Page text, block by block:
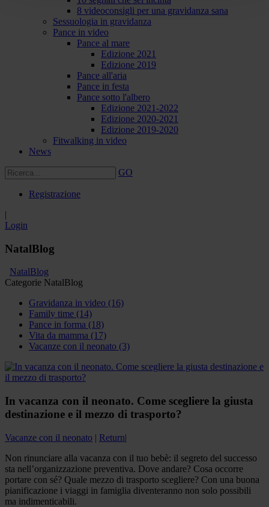
8 videoconsigli per una gravidanza sana
Sessuologia in gravidanza
Pance in video
Pance al mare
Edizione 2021
Edizione 2019
Pance all'aria
Pance in festa
Pance sotto l'albero
Edizione 2021-2022
Edizione 2020-2021
Edizione 2019-2020
Fitwalking in video
News
GO
Registrazione
|
Login
NatalBlog
NatalBlog
Categorie NatalBlog
Gravidanza in video (16)
Family time (14)
Pance in forma (18)
Vita da mamma (17)
Vacanze con il neonato (3)
In vacanza con il neonato. Come scegliere la giusta
destinazione e il mezzo di trasporto?
Vacanze con il neonato | Return|
Non rinunciare alla vacanza con il tuo bebè: il segreto del successo
sta nell’organizzazione preventiva. Dove andare? Cosa occorre
portare con sé? Quale mezzo di trasporto scegliere? Con una buona
pianificazione i viaggi in famiglia diventeranno non solo possibili
ma indimenticabili.